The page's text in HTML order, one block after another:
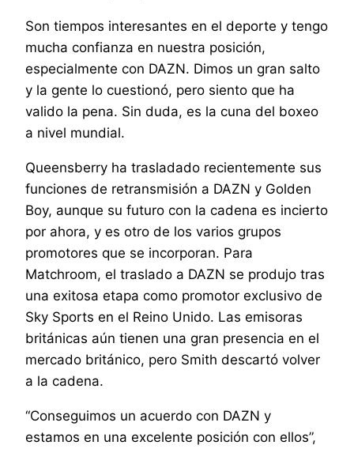
Son tiempos interesantes en el deporte y tengo
mucha confianza en nuestra posición,
especialmente con DAZN. Dimos un gran salto
y la gente lo cuestionó, pero siento que ha
valido la pena. Sin duda, es la cuna del boxeo
a nivel mundial.
Queensberry ha trasladado recientemente sus
funciones de retransmisión a DAZN y Golden
Boy, aunque su futuro con la cadena es incierto
por ahora, y es otro de los varios grupos
promotores que se incorporan. Para
Matchroom, el traslado a DAZN se produjo tras
una exitosa etapa como promotor exclusivo de
Sky Sports en el Reino Unido. Las emisoras
británicas aún tienen una gran presencia en el
mercado británico, pero Smith descartó volver
a la cadena.
“Conseguimos un acuerdo con DAZN y
estamos en una excelente posición con ellos”,